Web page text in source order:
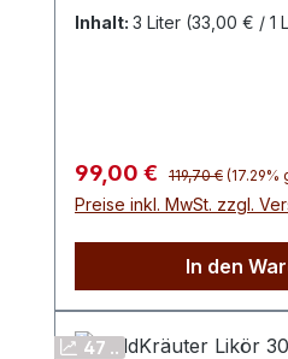
Kräuterlikör animiert
Kräuterlikör wurde mit
aromatisiert und ist ein
Lagern Sie die
einem dunklen und
Inhalt: 3 Liter (33,00 € / 1
Verkaufspreis:
99,00 € Regulärer Preis:
119,70 € (17.29%
Preise inkl. MwSt. zzgl.
In den
47 ..